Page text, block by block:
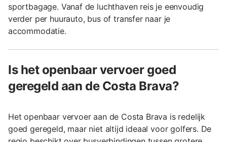
sportbagage. Vanaf de luchthaven reis je eenvoudig
verder per huurauto, bus of transfer naar je
accommodatie.
Is het openbaar vervoer goed
geregeld aan de Costa Brava?
Het openbaar vervoer aan de Costa Brava is redelijk
goed geregeld, maar niet altijd ideaal voor golfers. De